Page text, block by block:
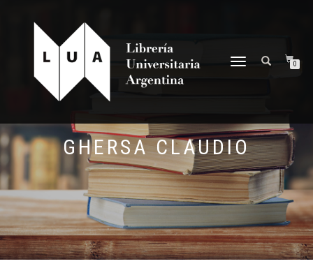
NAVEGACIÓN
0
GHERSA CLAUDIO